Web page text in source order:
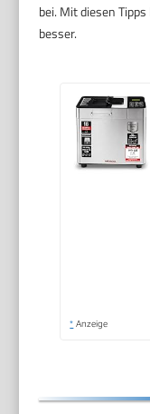
bei. Mit diesen
besser.
* Anzeige